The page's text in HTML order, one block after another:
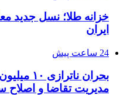
خزانه طلا؛ نسل جدید
ایران
24 ساعت پیش
بحران
مدیریت تقاضا و اصلاح